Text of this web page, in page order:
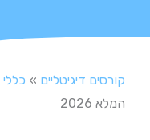
קורסים דיגיטליים » כללי
המלא 2026